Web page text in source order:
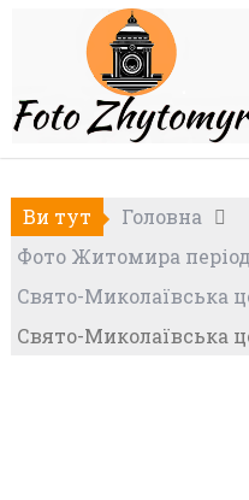
Ви тут
Головна
Фото Житомира
Свято-Миколаївська
Свято-Миколаївська